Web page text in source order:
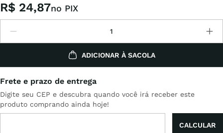
R$ 24,87no PIX
ADICIONAR À SACOLA